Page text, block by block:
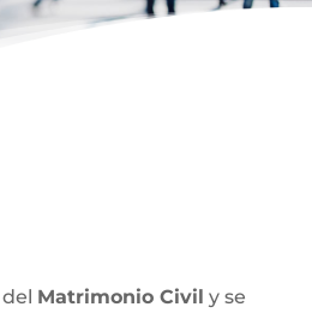
Matrimonio Civil y se